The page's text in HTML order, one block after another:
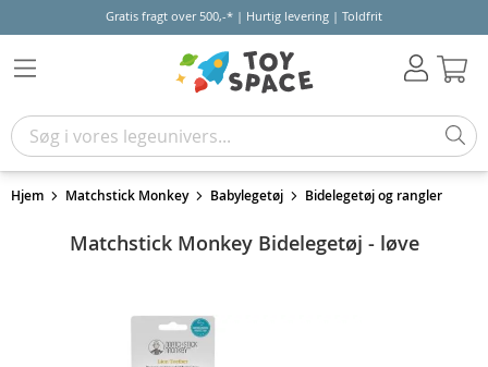
Gratis fragt over 500,-* | Hurtig levering | Toldfrit
Hjem Matchstick Monkey Babylegetøj Bidelegetøj og rangler
Matchstick Monkey Bidelegetøj - løve